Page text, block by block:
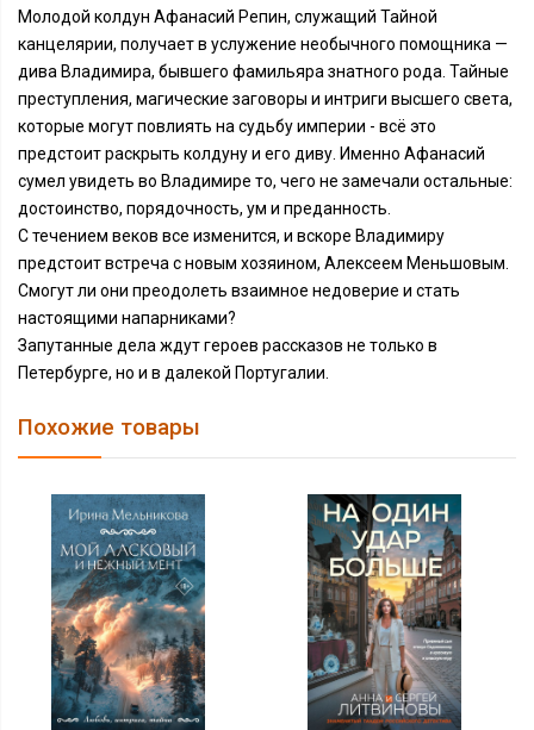
Молодой колдун Афанасий Репин, служащий Тайной
канцелярии, получает в услужение необычного помощника —
дива Владимира, бывшего фамильяра знатного рода. Тайные
преступления, магические заговоры и интриги высшего света,
которые могут повлиять на судьбу империи - всё это
предстоит раскрыть колдуну и его диву. Именно Афанасий
сумел увидеть во Владимире то, чего не замечали остальные:
достоинство, порядочность, ум и преданность.
С течением веков все изменится, и вскоре Владимиру
предстоит встреча с новым хозяином, Алексеем Меньшовым.
Смогут ли они преодолеть взаимное недоверие и стать
настоящими напарниками?
Запутанные дела ждут героев рассказов не только в
Петербурге, но и в далекой Португалии.
Похожие товары